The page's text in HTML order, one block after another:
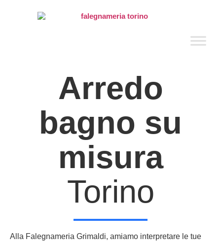
Arredo
bagno su
misura
Torino
Alla Falegnameria Grimaldi, amiamo interpretare le tue